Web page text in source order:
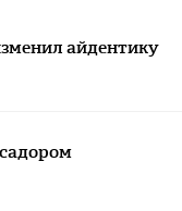
айдентику